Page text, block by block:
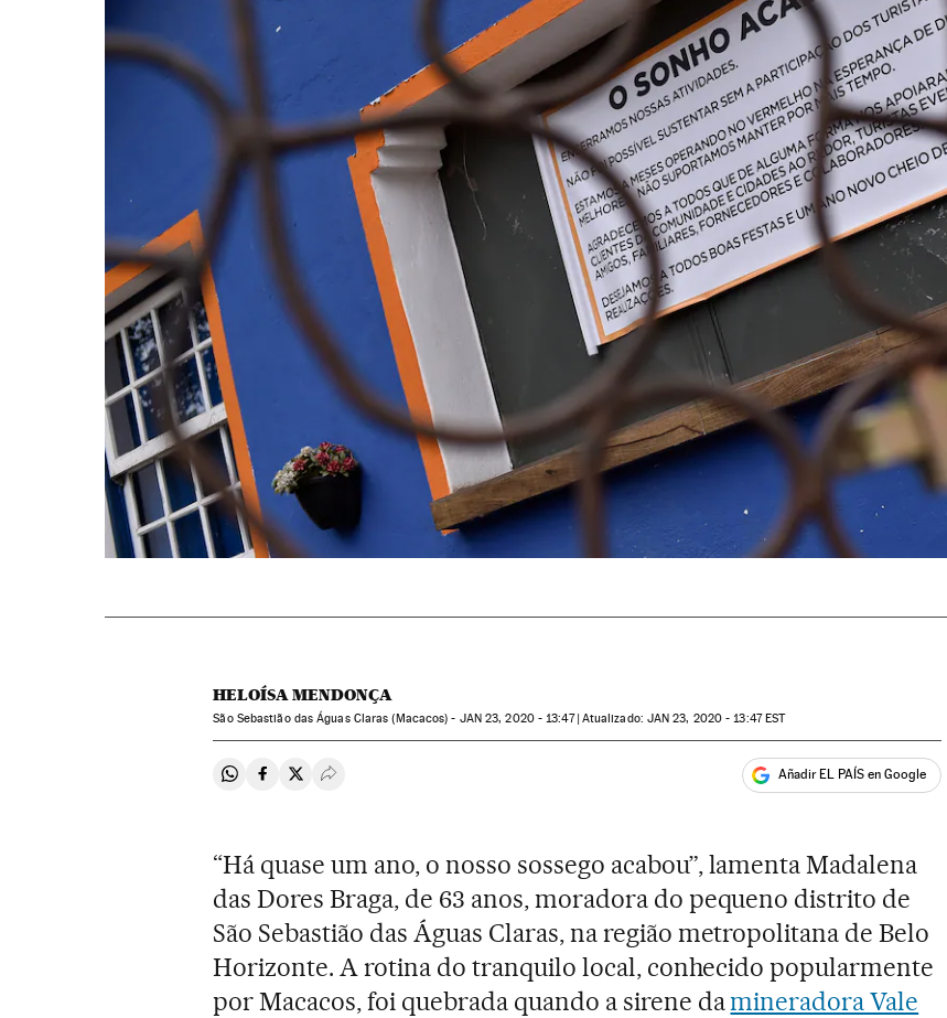
HELOÍSA MENDONÇA
São Sebastião das Águas Claras (Macacos) - JAN23, 2020 - 13:47 atualizado: JAN 23, 2020 - 13:47EST
Compartir en Whatsapp
Compartir en Facebook
Compartir en Twitter
Desplegar Redes Sociales Añadir EL PAÍS en Google
“Há quase um ano, o nosso sossego acabou”, lamenta Madalena
das Dores Braga, de 63 anos, moradora do pequeno distrito de
São Sebastião das Águas Claras, na região metropolitana de Belo
Horizonte. A rotina do tranquilo local, conhecido popularmente
por Macacos, foi quebrada quando a sirene damineradora Vale